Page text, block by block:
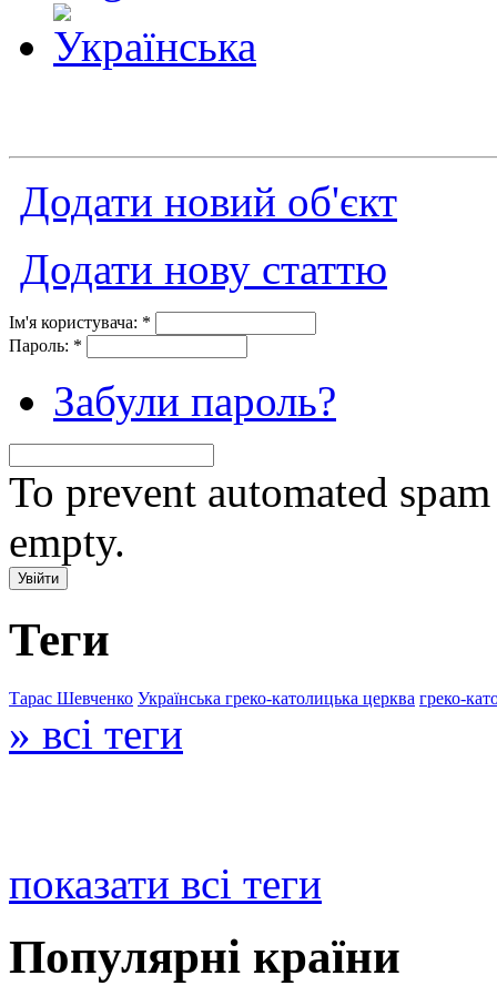
Додати новий об'єкт
Додати нову статтю
Ім'я користувача: *
Пароль: *
Забули пароль?
To prevent automated
empty.
Теги
Тарас Шевченко Українська греко-католицька церква греко-
» всі теги
показати всі теги
Популярні країни